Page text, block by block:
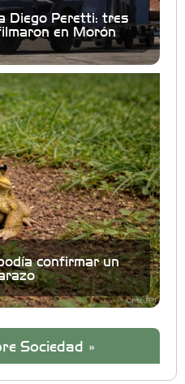
Diego Peretti: tres
en Morón
confirmar un
Sociedad »